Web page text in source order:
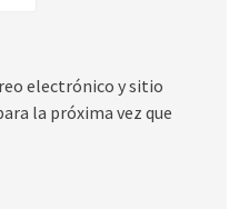
electrónico y sitio
la próxima vez que